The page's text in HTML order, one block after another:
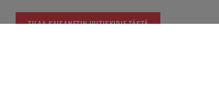
TILAA KAISANETIN UUTISKIRJE TÄSTÄ